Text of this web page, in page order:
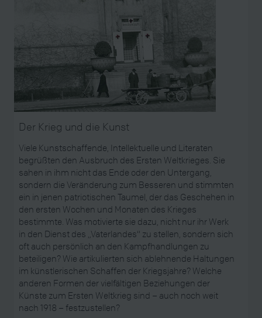
Der Krieg und die Kunst
Viele Kunstschaffende, Intellektuelle und Literaten
begrüßten den Ausbruch des Ersten Weltkrieges. Sie
sahen in ihm nicht das Ende oder den Untergang,
sondern die Veränderung zum Besseren und stimmten
ein in jenen patriotischen Taumel, der das Geschehen in
den ersten Wochen und Monaten des Krieges
bestimmte. Was motivierte sie dazu, nicht nur ihr Werk
in den Dienst des „Vaterlandes“ zu stellen, sondern sich
oft auch persönlich an den Kampfhandlungen zu
beteiligen? Wie artikulierten sich ablehnende Haltungen
im künstlerischen Schaffen der Kriegsjahre? Welche
anderen Formen der vielfältigen Beziehungen der
Künste zum Ersten Weltkrieg sind – auch noch weit
nach 1918 – festzustellen?